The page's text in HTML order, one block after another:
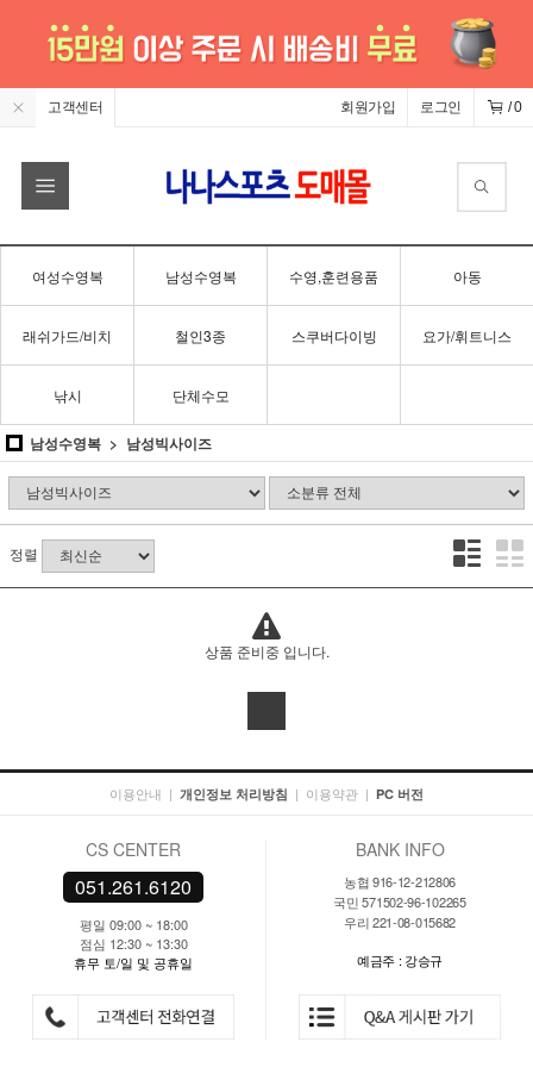
고객센터 /0
로그인
회원가입
여성수영복 남성수영복 수영,훈련용품 아동
래쉬가드/비치 철인3종 스쿠버다이빙 요가/휘트니스
낚시 단체수모
남성수영복 남성빅사이즈
정렬
상품 준비중 입니다.
이용안내 | 개인정보 처리방침 | 이용약관 | PC 버전
CS CENTER
051.261.6120
평일 09:00 ~ 18:00
점심 12:30 ~ 13:30
휴무 토/일 및 공휴일
BANK INFO
농협 916-12-212806
국민 571502-96-102265
우리 221-08-015682
예금주 : 강승규